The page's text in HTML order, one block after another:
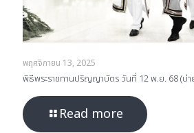
พฤศจิกายน 13, 2025
พิธีพระราชทานปริญญาบัตร วันที่ 12 พ.ย. 68 (บ่
Read more